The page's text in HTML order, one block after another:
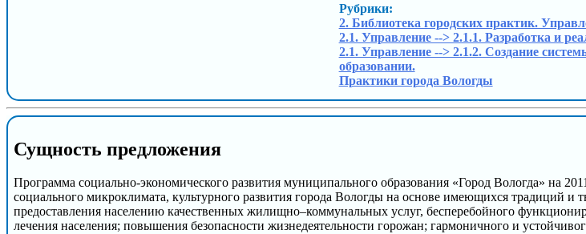
Рубрики:
2. Библиотека городских практик.
2.1. Управление --> 2.1.1. Разработка и
2.1. Управление --> 2.1.2. Создание
образовании.
Практики города Вологды
Сущность предложения
Программа социально-экономического развития муниципального образования «Город Вологда» на
социального микроклимата, культурного развития города Вологды на основе имеющихся традиций и
предоставления населению качественных жилищно–коммунальных услуг, бесперебойного
лечения населения; повышения безопасности жизнедеятельности горожан; гармоничного и